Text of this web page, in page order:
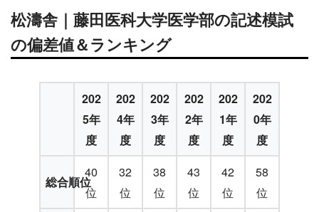
松濤舎｜藤田医科大学医学部の記述模試
の偏差値＆ランキング
202
5年
度
202
4年
度
202
3年
度
202
2年
度
202
1年
度
202
0年
度
総合順位
40
位
32
位
38
位
43
位
42
位
58
位